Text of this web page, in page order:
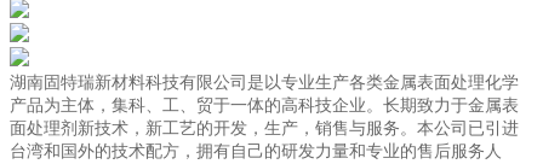
湖南固特瑞新材料科技有限公司是以专业生产各类金属表面处理化学
产品为主体，集科、工、贸于一体的高科技企业。长期致力于金属表
面处理剂新技术，新工艺的开发，生产，销售与服务。本公司已引进
台湾和国外的技术配方，拥有自己的研发力量和专业的售后服务人